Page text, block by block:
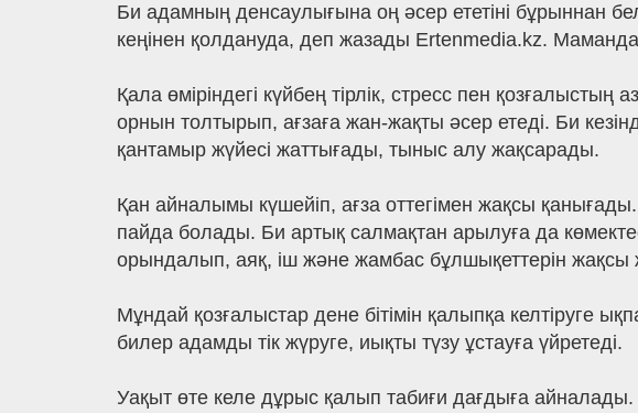
Би адамның денсаулығына оң әсер ететіні бұрыннан
кеңінен қолдануда, деп жазады Ertenmedia.kz.
Қала өміріндегі күйбең тірлік, стресс пен
орнын толтырып, ағзаға жан-жақты әсер етеді. Би
қантамыр жүйесі жаттығады, тыныс алу жақсарады.
Қан айналымы күшейіп, ағза оттегімен жақсы
пайда болады. Би артық салмақтан арылуға да
орындалып, аяқ, іш және жамбас бұлшықеттерін жақсы
Мұндай қозғалыстар дене бітімін қалыпқа келтіруге
билер адамды тік жүруге, иықты түзу ұстауға үйретеді.
Уақыт өте келе дұрыс қалып табиғи дағдыға